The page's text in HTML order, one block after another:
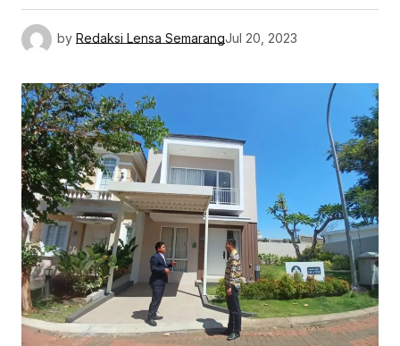
by Redaksi Lensa SemarangJul 20, 2023